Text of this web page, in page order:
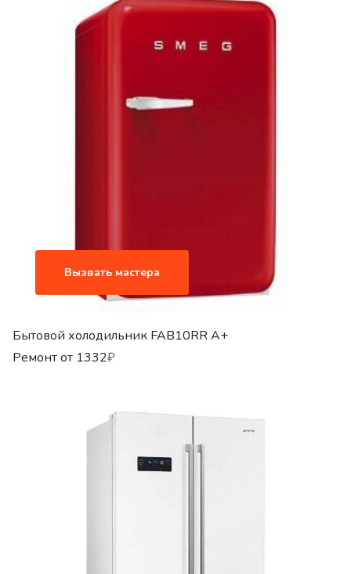
Вызвать мастера
Бытовой холодильник FAB10RR A+
Ремонт от 1332₽